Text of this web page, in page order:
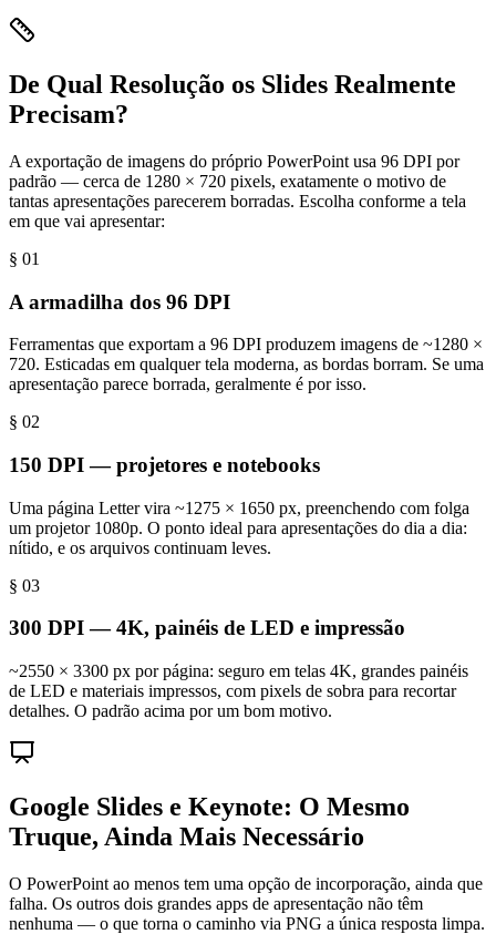
De Qual Resolução os Slides Realmente
Precisam?
A exportação de imagens do próprio PowerPoint usa 96 DPI por
padrão — cerca de 1280 × 720 pixels, exatamente o motivo de
tantas apresentações parecerem borradas. Escolha conforme a tela
em que vai apresentar:
§ 01
A armadilha dos 96 DPI
Ferramentas que exportam a 96 DPI produzem imagens de ~1280 ×
720. Esticadas em qualquer tela moderna, as bordas borram. Se uma
apresentação parece borrada, geralmente é por isso.
§ 02
150 DPI — projetores e notebooks
Uma página Letter vira ~1275 × 1650 px, preenchendo com folga
um projetor 1080p. O ponto ideal para apresentações do dia a dia:
nítido, e os arquivos continuam leves.
§ 03
300 DPI — 4K, painéis de LED e impressão
~2550 × 3300 px por página: seguro em telas 4K, grandes painéis
de LED e materiais impressos, com pixels de sobra para recortar
detalhes. O padrão acima por um bom motivo.
Google Slides e Keynote: O Mesmo
Truque, Ainda Mais Necessário
O PowerPoint ao menos tem uma opção de incorporação, ainda que
falha. Os outros dois grandes apps de apresentação não têm
nenhuma — o que torna o caminho via PNG a única resposta limpa.